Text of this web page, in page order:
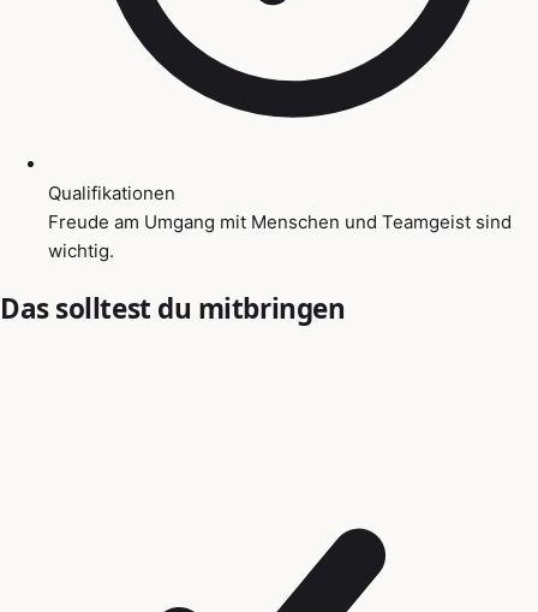
Qualifikationen
Freude am Umgang mit Menschen und Teamgeist sind
wichtig.
Das solltest du mitbringen